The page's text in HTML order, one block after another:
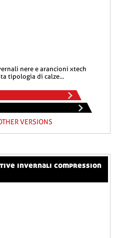
tipologia di calze...
VERSIONS